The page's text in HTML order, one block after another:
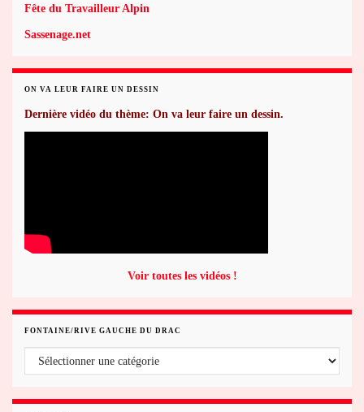
Fête du Travailleur Alpin
Sassenage.net
ON VA LEUR FAIRE UN DESSIN
Dernière vidéo du thème: On va leur faire un dessin.
Voir toutes les vidéos !
FONTAINE/RIVE GAUCHE DU DRAC